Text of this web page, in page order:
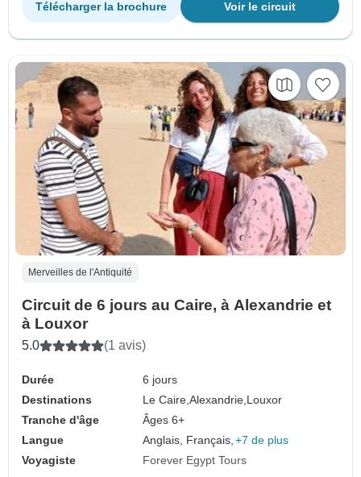
Voir le circuit
Télécharger la brochure
Merveilles de l'Antiquité
Circuit de 6 jours au Caire, à Alexandrie et
à Louxor
5.0 (1 avis)
Durée
6 jours
Destinations
Le Caire,Alexandrie, Louxor
Tranche d'âge
Âges 6+
Langue
Anglais, Français, +7 de plus
Voyagiste
Forever Egypt Tours